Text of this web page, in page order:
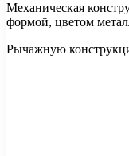
Механическая
формой, цветом
Рычажную